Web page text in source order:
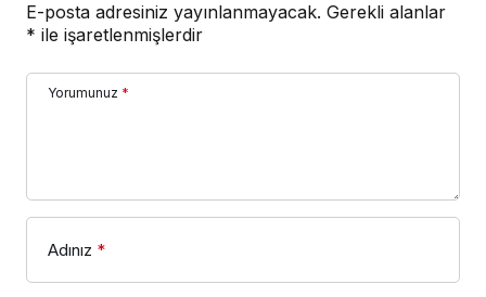
E-posta adresiniz yayınlanmayacak. Gerekli alanlar
* ile işaretlenmişlerdir
Yorumunuz *
Adınız *